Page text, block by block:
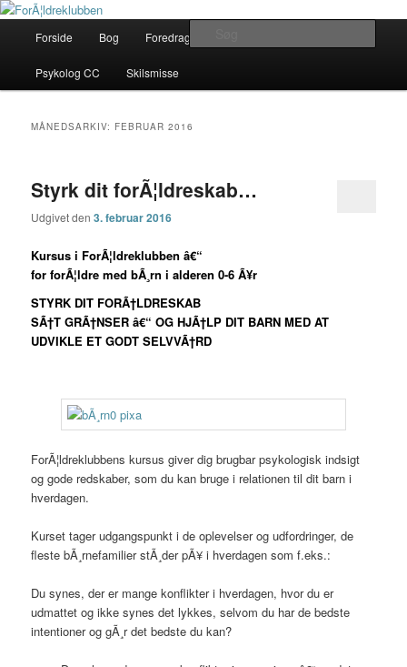
Fortsæt
primært
indhold
Fortsæt
sekundært
indholdForÃ¦ldreklubben
Her finder du gode rÃ¥d
Forside Bog Foredrag
Psykolog CC Skilsmisse
MÅNEDSARKIV: FEBRUAR 2016
Styrk dit forÃ¦ldreskab…
Udgivet den3. februar 2016
Kursus i ForÃ¦ldreklubben â€“
for forÃ¦ldre med bÃ¸rn i alderen 0-6 Ã¥r
STYRK DIT FORÃ†LDRESKAB
SÃ†T GRÃ†NSER â€“ OG HJÃ†LP DIT BARN MED AT
UDVIKLE ET GODT SELVVÃ†RD
ForÃ¦ldreklubbens kursus giver dig brugbar psykologisk indsigt
og gode redskaber, som du kan bruge i relationen til dit barn i
hverdagen.
Kurset tager udgangspunkt i de oplevelser og udfordringer, de
fleste bÃ¸rnefamilier stÃ¸der pÃ¥ i hverdagen som f.eks.:
Du synes, der er mange konflikter i hverdagen, hvor du er
udmattet og ikke synes det lykkes, selvom du har de bedste
intentioner og gÃ¸r det bedste du kan?